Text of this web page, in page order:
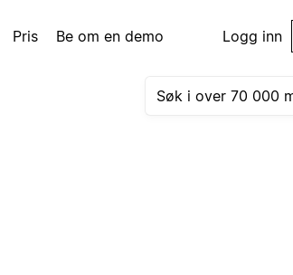
Pris Be om en demo Logg inn